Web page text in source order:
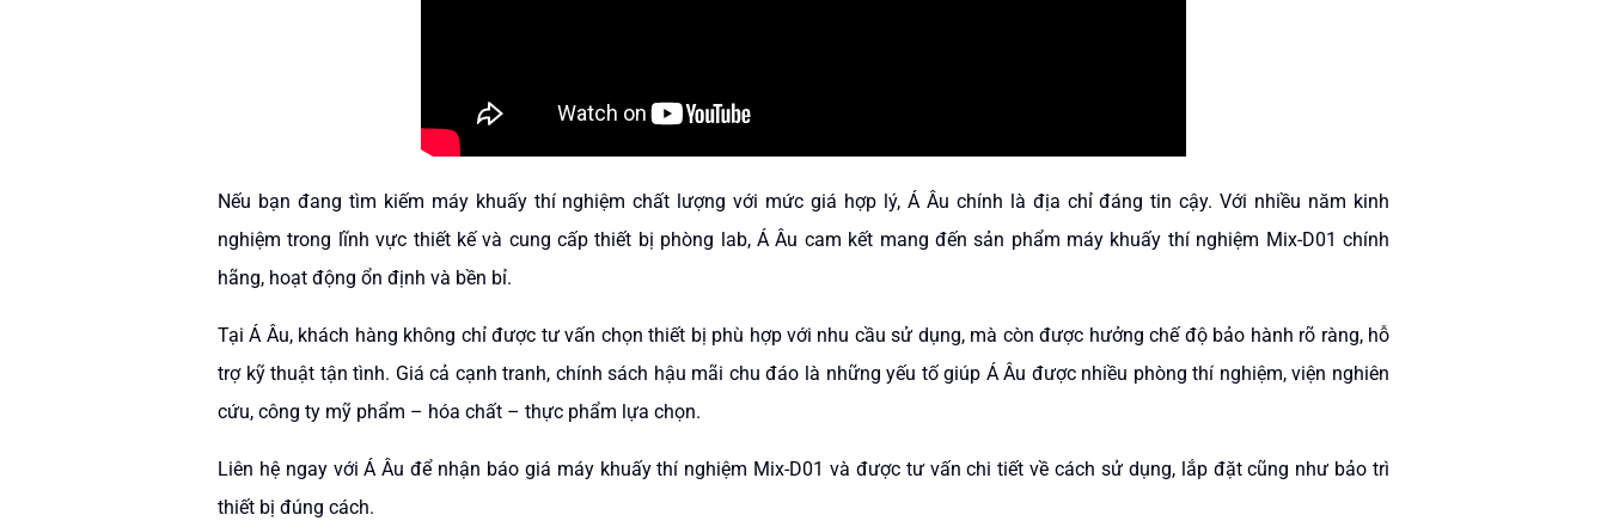
Nếu bạn đang tìm kiếm máy khuấy thí nghiệm chất lượng với mức giá hợp lý, Á Âu chính là địa chỉ đáng tin cậy. Với nhiều năm kinh
nghiệm trong lĩnh vực thiết kế và cung cấp thiết bị phòng lab, Á Âu cam kết mang đến sản phẩm máy khuấy thí nghiệm Mix-D01 chính
hãng, hoạt động ổn định và bền bỉ.
Tại Á Âu, khách hàng không chỉ được tư vấn chọn thiết bị phù hợp với nhu cầu sử dụng, mà còn được hưởng chế độ bảo hành rõ ràng, hỗ
trợ kỹ thuật tận tình. Giá cả cạnh tranh, chính sách hậu mãi chu đáo là những yếu tố giúp Á Âu được nhiều phòng thí nghiệm, viện nghiên
cứu, công ty mỹ phẩm – hóa chất – thực phẩm lựa chọn.
Liên hệ ngay với Á Âu để nhận báo giá máy khuấy thí nghiệm Mix-D01 và được tư vấn chi tiết về cách sử dụng, lắp đặt cũng như bảo trì
thiết bị đúng cách.